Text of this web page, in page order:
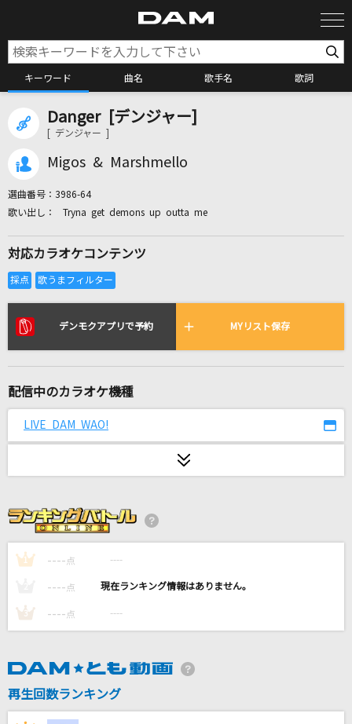
キーワード 曲名 歌手名 歌詞
カラオケ検索
リアルタイムで歌われている曲の一覧
プロポーズ
パノプティコン
[生音]夏の思い出
ケツメイシ
BUMP OF CHICKEN
RYTHEM
マツケンEDM
Danger [デンジャー]
[ デンジャー ]
Migos & Marshmello
選曲番号： 3986-64
Tryna get demons up outta me
対応カラオケコンテンツ
デンモクアプリで予約 MYリスト保存
配信中のカラオケ機種
LIVE DAM WAO!
1 ---- 点 ----
---- 点 ----
3 ---- 点 ----
再生回数ランキング